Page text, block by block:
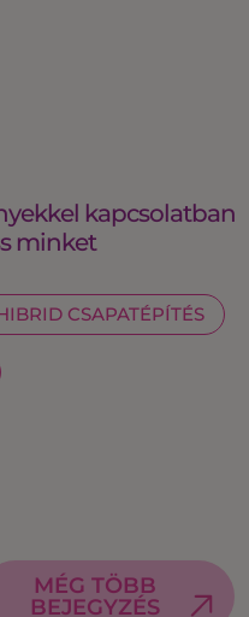
kapcsolatban
minket
CSAPATÉPÍTÉS
MÉG TÖBB
BEJEGYZÉS